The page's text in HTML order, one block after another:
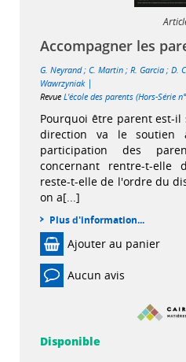
Accompagner les
G. Neyrand; C. Martin ; R. Garcia ; D.
Wawrzyniak |
Revue L'école des parents (Hors-Série
Pourquoi être parent est-
direction va le soutien
participation des
concernant rentre-t-elle
reste-t-elle de l'ordre du
on a[...]
Plus d'information...
Ajouter au panier
Aucun avis
Disponible